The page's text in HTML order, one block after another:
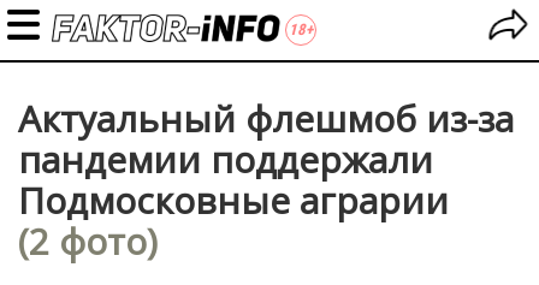
Актуальный флешмоб из-за
пандемии поддержали
Подмосковные аграрии
(2 фото)